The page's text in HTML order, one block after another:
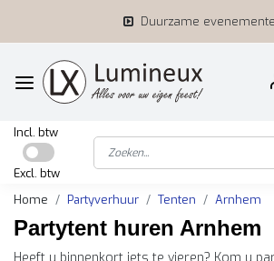
Duurzame
Incl. btw
Excl. btw
Home
Partyverhuur Tenten Arnhem
Partytent huren Arnhem